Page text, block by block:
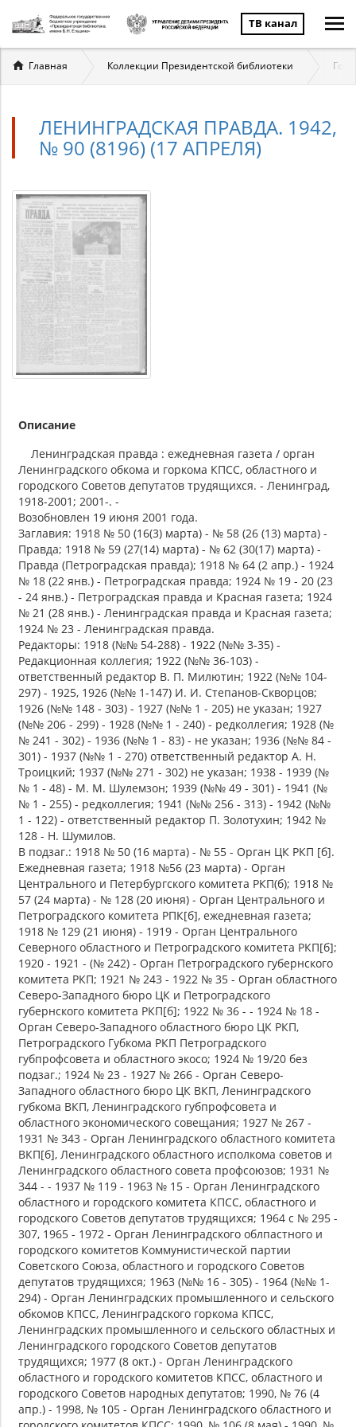
ТВ канал
Вы
здесь
Главная Коллекции Президентской библиотеки
ЛЕНИНГРАДСКАЯ ПРАВДА. 1942,
№ 90 (8196) (17 АПРЕЛЯ)
Описание
Ленинградская правда : ежедневная газета / орган
Ленинградского обкома и горкома КПСС, областного и
городского Советов депутатов трудящихся. - Ленинград,
1918-2001; 2001-. -
Возобновлен 19 июня 2001 года.
Заглавия: 1918 № 50 (16(3) марта) - № 58 (26 (13) марта) -
Правда; 1918 № 59 (27(14) марта) - № 62 (30(17) марта) -
Правда (Петроградская правда); 1918 № 64 (2 апр.) - 1924
№ 18 (22 янв.) - Петроградская правда; 1924 № 19 - 20 (23
- 24 янв.) - Петроградская правда и Красная газета; 1924
№ 21 (28 янв.) - Ленинградская правда и Красная газета;
1924 № 23 - Ленинградская правда.
Редакторы: 1918 (№№ 54-288) - 1922 (№№ 3-35) -
Редакционная коллегия; 1922 (№№ 36-103) -
ответственный редактор В. П. Милютин; 1922 (№№ 104-
297) - 1925, 1926 (№№ 1-147) И. И. Степанов-Скворцов;
1926 (№№ 148 - 303) - 1927 (№№ 1 - 205) не указан; 1927
(№№ 206 - 299) - 1928 (№№ 1 - 240) - редколлегия; 1928 (№
№ 241 - 302) - 1936 (№№ 1 - 83) - не указан; 1936 (№№ 84 -
301) - 1937 (№№ 1 - 270) ответственный редактор А. Н.
Троицкий; 1937 (№№ 271 - 302) не указан; 1938 - 1939 (№
№ 1 - 48) - М. М. Шулемзон; 1939 (№№ 49 - 301) - 1941 (№
№ 1 - 255) - редколлегия; 1941 (№№ 256 - 313) - 1942 (№№
1 - 122) - ответственный редактор П. Золотухин; 1942 №
128 - Н. Шумилов.
В подзаг.: 1918 № 50 (16 марта) - № 55 - Орган ЦК РКП [б].
Ежедневная газета; 1918 №56 (23 марта) - Орган
Центрального и Петербургского комитета РКП(б); 1918 №
57 (24 марта) - № 128 (20 июня) - Орган Центрального и
Петроградского комитета РПК[б], ежедневная газета;
1918 № 129 (21 июня) - 1919 - Орган Центрального
Северного областного и Петроградского комитета РКП[б];
1920 - 1921 - (№ 242) - Орган Петроградского губернского
комитета РКП; 1921 № 243 - 1922 № 35 - Орган областного
Северо-Западного бюро ЦК и Петроградского
губернского комитета РКП[б]; 1922 № 36 - - 1924 № 18 -
Орган Северо-Западного областного бюро ЦК РКП,
Петроградского Губкома РКП Петроградского
губпрофсовета и областного экосо; 1924 № 19/20 без
подзаг.; 1924 № 23 - 1927 № 266 - Орган Северо-
Западного областного бюро ЦК ВКП, Ленинградского
губкома ВКП, Ленинградского губпрофсовета и
областного экономического совещания; 1927 № 267 -
1931 № 343 - Орган Ленинградского областного комитета
ВКП[б], Ленинградского областного исполкома советов и
Ленинградского областного совета профсоюзов; 1931 №
344 - - 1937 № 119 - 1963 № 15 - Орган Ленинградского
областного и городского комитета КПСС, областного и
городского Советов депутатов трудящихся; 1964 с № 295 -
307, 1965 - 1972 - Орган Ленинградского облпастного и
городского комитетов Коммунистической партии
Советского Союза, областного и городского Советов
депутатов трудящихся; 1963 (№№ 16 - 305) - 1964 (№№ 1-
294) - Орган Ленинградских промышленного и сельского
обкомов КПСС, Ленинградского горкома КПСС,
Ленинградских промышленного и сельского областных и
Ленинградского городского Советов депутатов
трудящихся; 1977 (8 окт.) - Орган Ленинградского
областного и городского комитетов КПСС, областного и
городского Советов народных депутатов; 1990, № 76 (4
апр.) - 1998, № 105 - Орган Ленинградского областного и